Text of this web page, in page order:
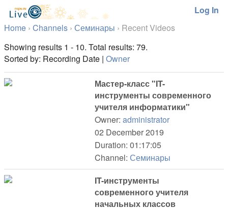
Log In
Home › Channels › Семинары › Recent Videos
Showing results 1 - 10. Total results: 79.
Sorted by: Recording Date | Owner
Мастер-класс "IT-
инструменты современного
учителя информатики"
Owner: administrator
02 December 2019
Duration: 01:17:05
Channel: Семинары
IT-инструменты
современного учителя
начальных классов